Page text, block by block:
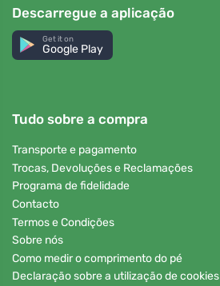
Descarregue a aplicação
Get it on
Google Play
Tudo sobre a compra
Transporte e pagamento
Trocas, Devoluções e Reclamações
Programa de fidelidade
Contacto
Termos e Condições
Sobre nós
Como medir o comprimento do pé
Declaração sobre a utilização de cookies